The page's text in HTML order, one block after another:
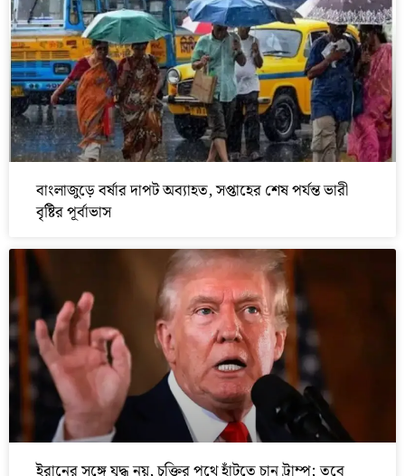
বাংলাজুড়ে বর্ষার দাপট অব্যাহত, সপ্তাহের শেষ পর্যন্ত ভারী
বৃষ্টির পূর্বাভাস